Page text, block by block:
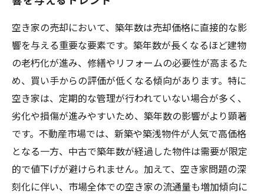
空き家の売却において、築年数は売却価格に直接的な影
響を与える重要な要素です。築年数が長くなるほど建物
の老朽化が進み、修繕やリフォームの必要性が高まるた
め、買い手からの評価が低くなる傾向があります。特に
空き家は、定期的な管理が行われていない場合が多く、
劣化や損傷が進みやすいため、築年数の影響がより顕著
です。不動産市場では、新築や築浅物件が人気で高価格
となる一方、中古で築年数が経過した物件は需要が限定
的で値下げが避けられません。加えて、空き家問題の深
刻化に伴い、市場全体での空き家の流通量も増加傾向に